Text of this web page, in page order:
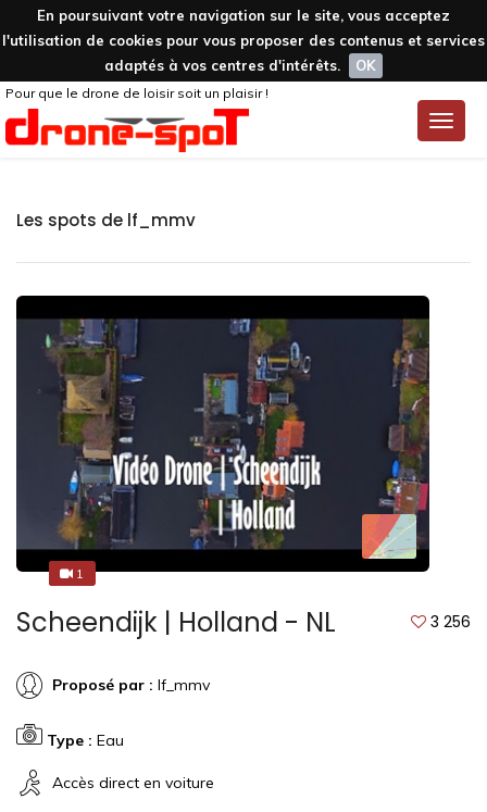
En poursuivant votre navigation sur le site, vous acceptez
l'utilisation de cookies pour vous proposer des contenus et services
adaptés à vos centres d'intérêts.
OK
Toggle
Pour que le drone de loisir soit un plaisir !
Les spots de lf_mmv
11
Scheendijk | Holland - NL 3 256
Proposé par : lf_mmv
Type : Eau
Accès direct en voiture